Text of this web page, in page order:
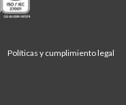
Políticas y cumplimiento legal